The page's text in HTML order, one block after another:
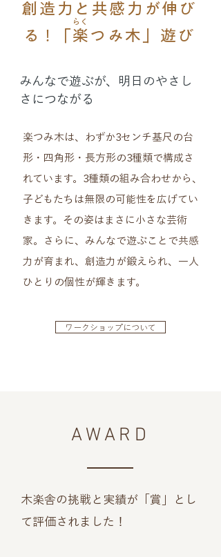
らく
創造力と共感力が伸び
る！
「楽つみ木」遊び
みんなで遊ぶが、明日のやさし
さにつながる
楽つみ木は、わずか3センチ基尺の台
形・四角形・長方形の3種類で構成さ
れています。3種類の組み合わせから、
子どもたちは無限の可能性を広げてい
きます。その姿はまさに小さな芸術
家。さらに、みんなで遊ぶことで共感
力が育まれ、創造力が鍛えられ、一人
ひとりの個性が輝きます。
ワークショップについて
AWARD
木楽舎の挑戦と実績が「賞」とし
て評価されました！